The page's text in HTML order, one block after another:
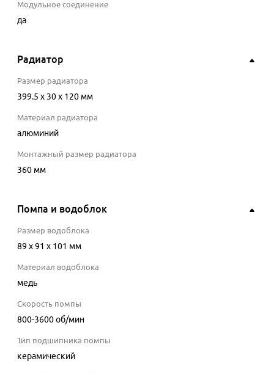
Модульное соединение
да
Радиатор
Размер радиатора
399.5 x 30 x 120 мм
Материал радиатора
алюминий
Монтажный размер радиатора
360 мм
Помпа и водоблок
Размер водоблока
89 x 91 x 101 мм
Материал водоблока
медь
Скорость помпы
800-3600об/мин
Тип подшипника помпы
керамический